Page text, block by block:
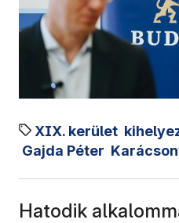
XIX. kerület
Gajda Péter
Hatodik